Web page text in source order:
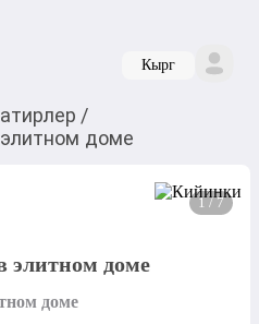
Кырг
/
доме
1 / 7
элитном доме
доме